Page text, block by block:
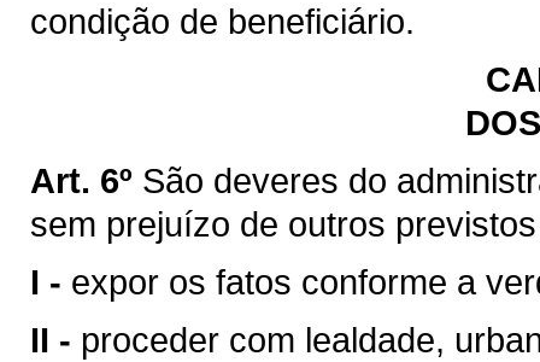
condição de beneficiário.
Art. 6º São deveres do
sem prejuízo de outros
I - expor os fatos conforme a
II - proceder com lealdade,